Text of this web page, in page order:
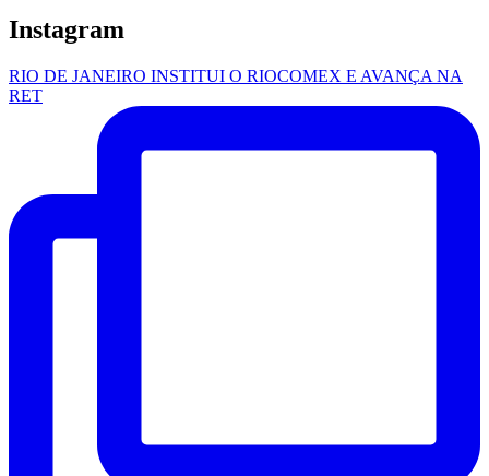
Instagram
RIO DE JANEIRO INSTITUI O RIOCOMEX E AVANÇA NA
RET